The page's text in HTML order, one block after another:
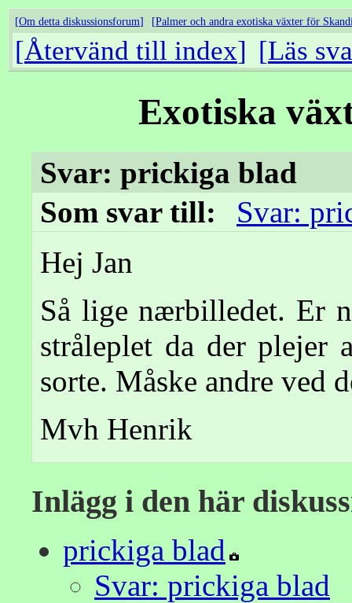
Om detta diskussionsforum Palmer och andra exotiska växter för
Återvänd till index Läs
Exotiska
Svar: prickiga blad
Som svar till:
Svar:
Hej Jan
Så lige nærbilledet. Er
stråleplet da der plejer
sorte. Måske andre ved
Mvh Henrik
Inlägg i den här
prickiga blad
Svar: prickiga blad